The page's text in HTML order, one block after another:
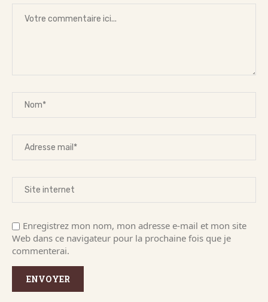
Enregistrez mon nom, mon adresse e-mail et mon site
Web dans ce navigateur pour la prochaine fois que je
commenterai.